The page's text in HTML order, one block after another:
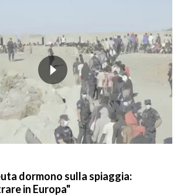
dormono sulla spiaggia:
in Europa"